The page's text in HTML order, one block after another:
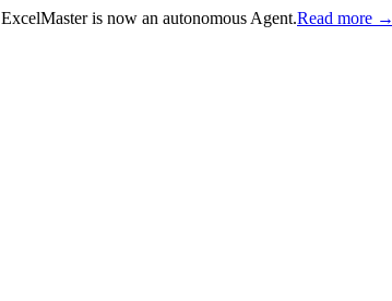
ExcelMaster is now an autonomous Agent.Read more →